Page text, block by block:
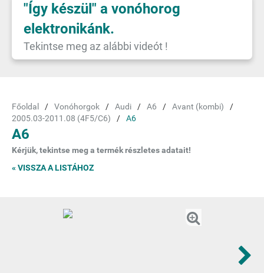
"Így készül" a vonóhorog
elektronikánk.
Tekintse meg az alábbi videót !
Főoldal Vonóhorgok Audi A6
Avant (kombi)
2005.03-2011.08 (4F5/C6)
A6
A6
Kérjük, tekintse meg a termék részletes adatait!
« VISSZA A LISTÁHOZ